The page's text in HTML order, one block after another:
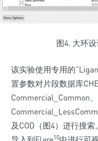
图4. 大环
该实验使用专用的
置参数对片段数据库
Commercial_Common
及COD（图4）进行搜
10